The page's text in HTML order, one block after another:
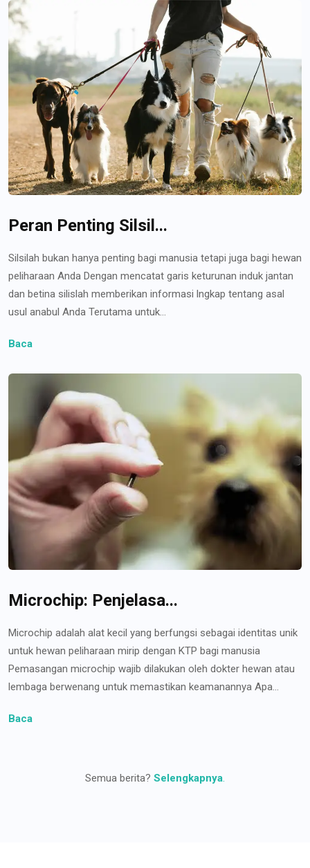
Peran Penting Silsil...
Silsilah bukan hanya penting bagi manusia tetapi juga bagi hewan
peliharaan Anda Dengan mencatat garis keturunan induk jantan
dan betina silislah memberikan informasi lngkap tentang asal
usul anabul Anda Terutama untuk...
Baca
Microchip: Penjelasa...
Microchip adalah alat kecil yang berfungsi sebagai identitas unik
untuk hewan peliharaan mirip dengan KTP bagi manusia
Pemasangan microchip wajib dilakukan oleh dokter hewan atau
lembaga berwenang untuk memastikan keamanannya Apa...
Baca
Semua berita? Selengkapnya